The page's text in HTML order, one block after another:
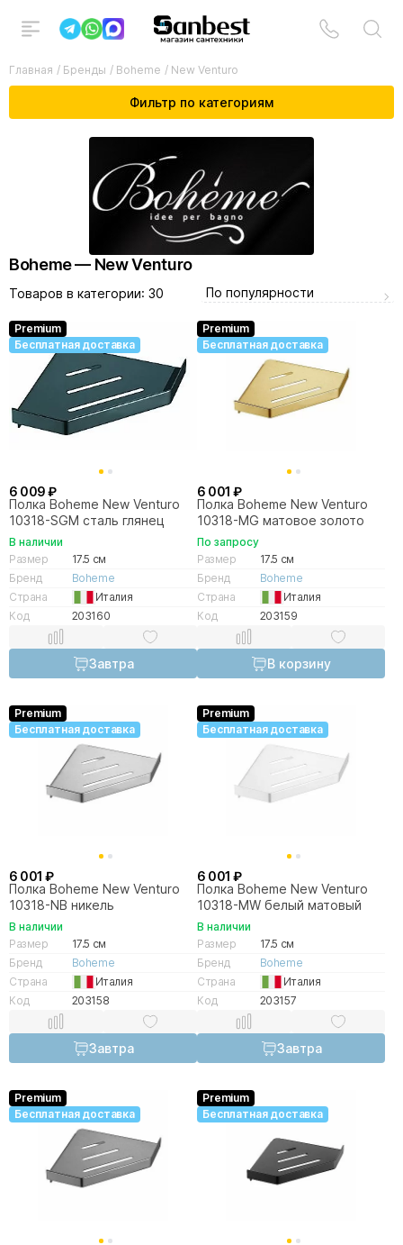
Главная / Бренды / Boheme / New Venturo
Фильтр по категориям
Boheme — New Venturo
Товаров в категории: 30 По популярности
Premium
Бесплатная доставка
6 009 ₽
Полка Boheme New Venturo
10318-SGM сталь глянец
В наличии
Размер
17.5 см
Бренд
Boheme
Страна
Италия
Код
203160
Завтра
Premium
Бесплатная доставка
6 001 ₽
Полка Boheme New Venturo
10318-MG матовое золото
По запросу
Размер
17.5 см
Бренд
Boheme
Страна
Италия
Код
203159
В корзину
Premium
Бесплатная доставка
6 001 ₽
Полка Boheme New Venturo
10318-NB никель
В наличии
Размер
17.5 см
Бренд
Boheme
Страна
Италия
Код
203158
Завтра
Premium
Бесплатная доставка
6 001 ₽
Полка Boheme New Venturo
10318-MW белый матовый
В наличии
Размер
17.5 см
Бренд
Boheme
Страна
Италия
Код
203157
Завтра
Premium
Бесплатная доставка
Premium
Бесплатная доставка